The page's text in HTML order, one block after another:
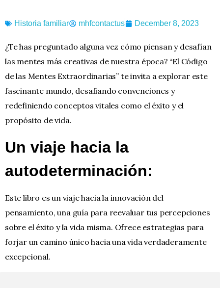
Historia familiar mhfcontactus December 8, 2023
¿Te has preguntado alguna vez cómo piensan y desafían
las mentes más creativas de nuestra época? “El Código
de las Mentes Extraordinarias” te invita a explorar este
fascinante mundo, desafiando convenciones y
redefiniendo conceptos vitales como el éxito y el
propósito de vida.
Un viaje hacia la
autodeterminación:
Este libro es un viaje hacia la innovación del
pensamiento, una guía para reevaluar tus percepciones
sobre el éxito y la vida misma. Ofrece estrategias para
forjar un camino único hacia una vida verdaderamente
excepcional.